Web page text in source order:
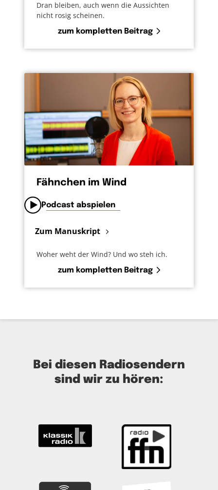
Dran bleiben, auch wenn die Aussichten
nicht rosig scheinen.
zum kompletten Beitrag
Fähnchen im Wind
Podcast abspielen
Zum Manuskript
Woher weht der Wind? Und wo steh ich.
zum kompletten Beitrag
Bei diesen Radiosendern
sind wir zu hören: